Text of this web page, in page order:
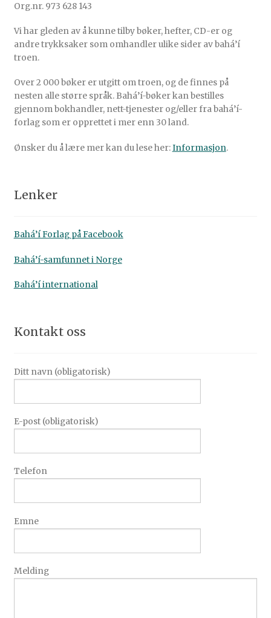
Org.nr. 973 628 143
Vi har gleden av å kunne tilby bøker, hefter, CD-er og
andre trykksaker som omhandler ulike sider av bahá’í
troen.
Over 2 000 bøker er utgitt om troen, og de finnes på
nesten alle større språk. Bahá’í-bøker kan bestilles
gjennom bokhandler, nett-tjenester og/eller fra bahá’í-
forlag som er opprettet i mer enn 30 land.
Ønsker du å lære mer kan du lese her:Informasjon.
Lenker
Bahá’í Forlag på Facebook
Bahá’í-samfunnet i Norge
Bahá’í international
Kontakt oss
Ditt navn (obligatorisk)
E-post (obligatorisk)
Telefon
Emne
Melding